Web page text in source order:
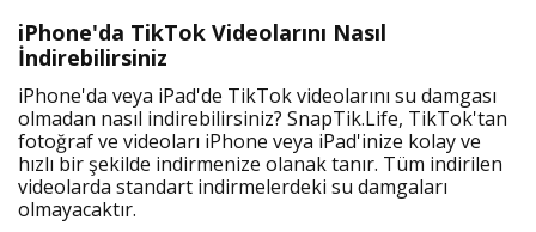
iPhone'da TikTok Videolarını Nasıl
İndirebilirsiniz
iPhone'da veya iPad'de TikTok videolarını su damgası
olmadan nasıl indirebilirsiniz? SnapTik.Life, TikTok'tan
fotoğraf ve videoları iPhone veya iPad'inize kolay ve
hızlı bir şekilde indirmenize olanak tanır. Tüm indirilen
videolarda standart indirmelerdeki su damgaları
olmayacaktır.